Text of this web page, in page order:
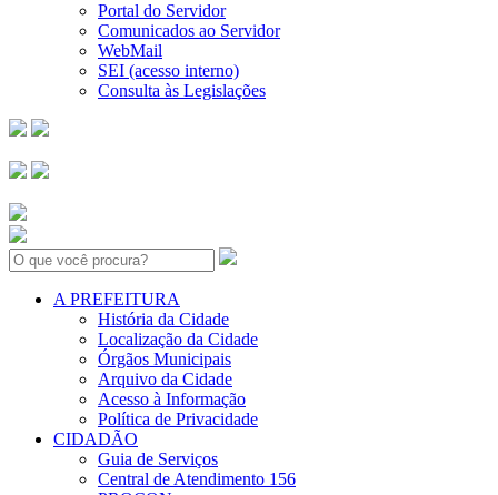
Portal do Servidor
Comunicados ao Servidor
WebMail
SEI (acesso interno)
Consulta às Legislações
Search:
A PREFEITURA
História da Cidade
Localização da Cidade
Órgãos Municipais
Arquivo da Cidade
Acesso à Informação
Política de Privacidade
CIDADÃO
Guia de Serviços
Central de Atendimento 156